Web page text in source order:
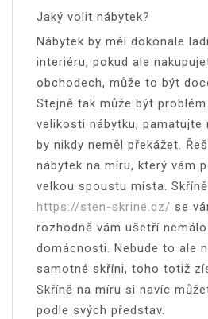
Jaký volit nábytek?
Nábytek by měl dokonale
interiéru, pokud ale
obchodech, může to být
Stejně tak může být
velikosti nábytku, pamatujte
by nikdy neměl překážet.
nábytek na míru, který vám
velkou spoustu místa.
https://sten-skrine.cz/ se
rozhodně vám ušetří
domácnosti. Nebude to ale
samotné skříni, toho totiž
Skříně na míru si navíc
podle svých představ.